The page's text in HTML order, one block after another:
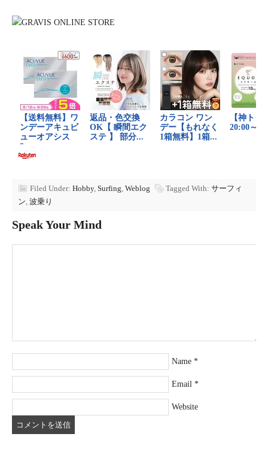
Filed Under: Hobby, Surfing, Weblog Tagged With: サーフィ
ン, 波乗り
Speak Your Mind
Name *
Email *
Website